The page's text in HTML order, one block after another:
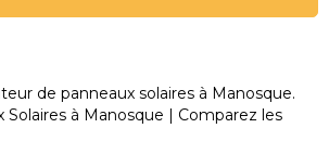
de panneaux solaires à Manosque.
Solaires à Manosque | Comparez les